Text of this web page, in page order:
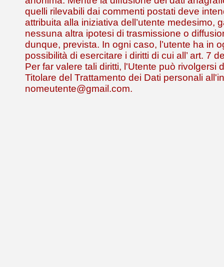
quelli rilevabili dai commenti postati deve
attribuita alla iniziativa dell’utente medesimo,
nessuna altra ipotesi di trasmissione o
dunque, prevista. In ogni caso, l’utente ha in
possibilità di esercitare i diritti di cui all’ art. 7
Per far valere tali diritti, l'Utente può rivolgersi
Titolare del Trattamento dei Dati personali
nomeutente@gmail.com.